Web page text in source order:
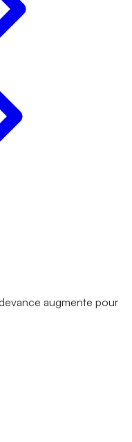
augmente pour